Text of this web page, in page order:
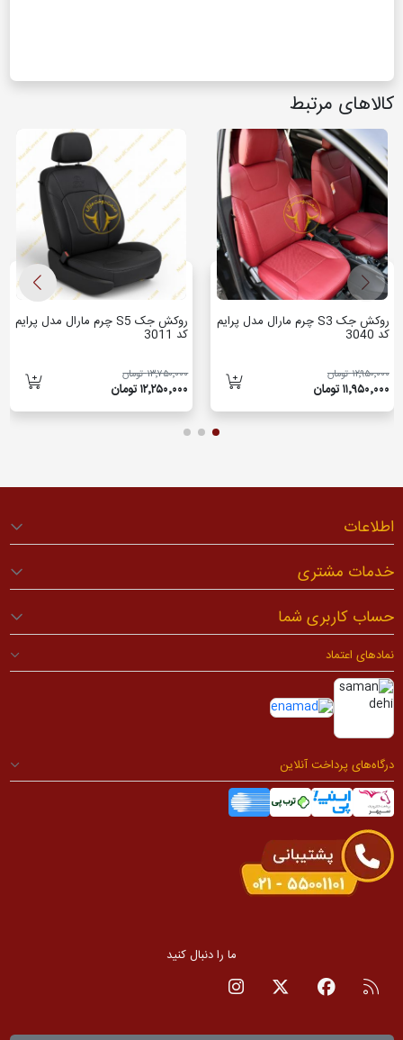
کالاهای مرتبط
روکش جک S3 چرم مارال مدل پرایم
کد 3040
۱۲٬۹۵۰٬۰۰۰ تومان
۱۱٬۹۵۰٬۰۰۰ تومان
روکش جک S5 چرم مارال مدل پرایم
کد 3011
۱۳٬۷۵۰٬۰۰۰ تومان
۱۲٬۲۵۰٬۰۰۰ تومان
اطلاعات
خدمات مشتری
حساب کاربری شما
نمادهای اعتماد
درگاه‌های پرداخت آنلاین
ما را دنبال کنید
RSS صفحه فیسبوک
صفحه تویترصفحه اینستاگرام